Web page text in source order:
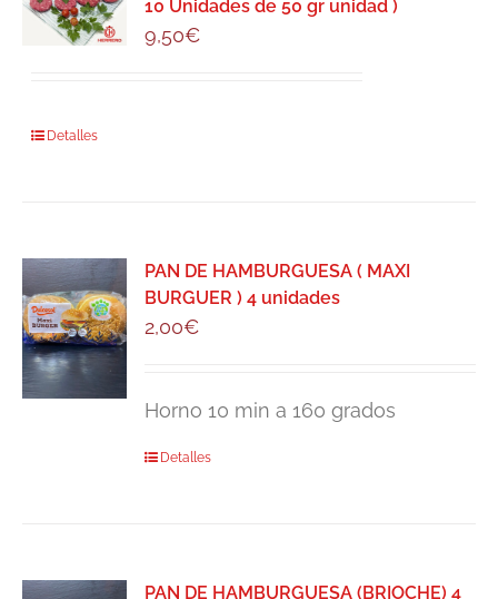
10 Unidades de 50 gr unidad )
9,50€
Detalles
PAN DE HAMBURGUESA ( MAXI
BURGUER ) 4 unidades
2,00€
Horno 10 min a 160 grados
Detalles
PAN DE HAMBURGUESA (BRIOCHE) 4